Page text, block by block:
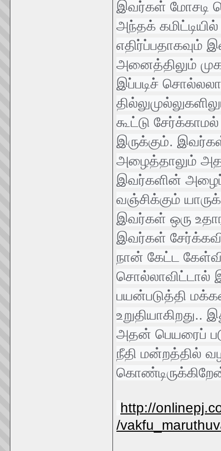
இவர்கள் மோசடி
அந்தக்
எதிர்ப்பதாகவும்
அனைத்திலும்
இப்படிச்
கூட்டு
இருக்கும்.
அழைத்தாலும்
இவர்களின்
வஞ்சிக்கும்
இவர்கள் ஒரு
இவர்கள்
நான் கேட்ட
சொல்லாவிட்டால்
பயன்படுத்தி
உறுதியாகிறது..
அதன் பெயரைப்
நீதி மன்றத்தில்
http://
/